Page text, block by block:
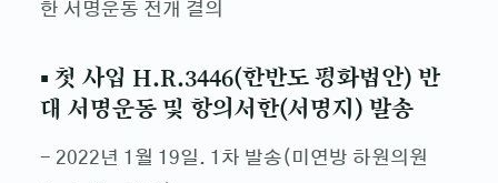
한 서명운동 전개 결의
▪ 첫 사업 H.R.3446(한반도 평화법안) 반
대 서명운동 및 항의서한(서명지) 발송
- 2022년 1월 19일. 1차 발송(미연방 하원의원